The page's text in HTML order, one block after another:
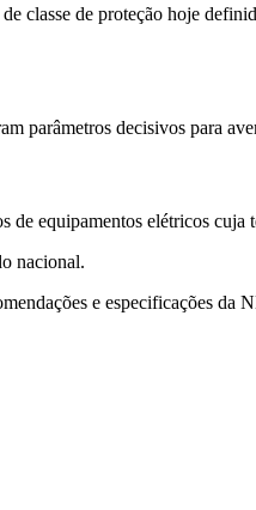
classe de proteção hoje
parâmetros decisivos para
equipamentos elétricos cuja
nacional.
e especificações